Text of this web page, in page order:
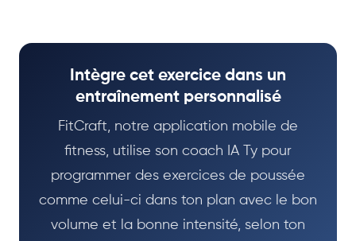
Intègre cet exercice dans un
entraînement personnalisé
FitCraft, notre application mobile de
fitness, utilise son coach IA Ty pour
programmer des exercices de poussée
comme celui-ci dans ton plan avec le bon
volume et la bonne intensité, selon ton